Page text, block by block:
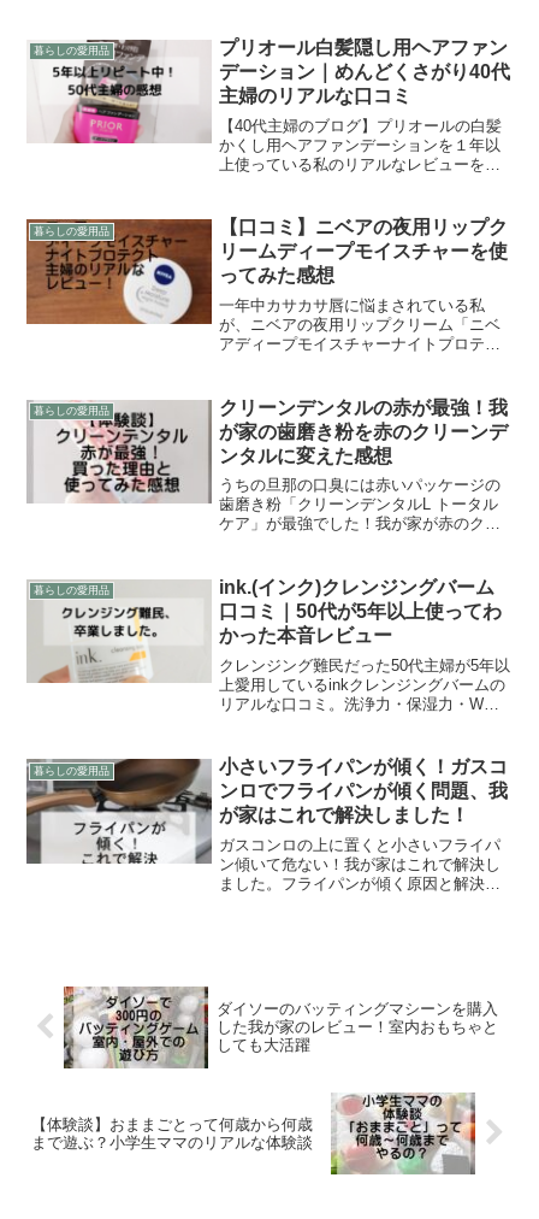
暮らしの愛用品
プリオール白髪隠し用ヘアファン
デーション｜めんどくさがり40代
主婦のリアルな口コミ
【40代主婦のブログ】プリオールの白髪
かくし用ヘアファンデーションを１年以
上使っている私のリアルなレビューを書
ので参考にしていただけたら幸いです。
暮らしの愛用品
【口コミ】ニベアの夜用リップク
リームディープモイスチャーを使
ってみた感想
一年中カサカサ唇に悩まされている私
が、ニベアの夜用リップクリーム「ニベ
アディープモイスチャーナイトプロテク
暮らしの愛用品
クリーンデンタルの赤が最強！我
が家の歯磨き粉を赤のクリーンデ
ンタルに変えた感想
うちの旦那の口臭には赤いパッケージの
歯磨き粉「クリーンデンタルL トータル
ケア」が最強でした！我が家が赤のクリ
介します。
暮らしの愛用品
ink.(インク)クレンジングバーム
口コミ｜50代が5年以上使ってわ
かった本音レビュー
クレンジング難民だった50代主婦が5年以
上愛用しているinkクレンジングバームの
リアルな口コミ。洗浄力・保湿力・W洗
暮らしの愛用品
小さいフライパンが傾く！ガスコ
ンロでフライパンが傾く問題、我
が家はこれで解決しました！
ガスコンロの上に置くと小さいフライパ
ン傾いて危ない！我が家はこれで解決し
ました。フライパンが傾く原因と解決方
ダイソーのバッティングマシーンを購入
した我が家のレビュー！室内おもちゃと
しても大活躍
【体験談】おままごとって何歳から何歳
まで遊ぶ？小学生ママのリアルな体験談